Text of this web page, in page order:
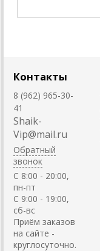
Контакты
8 (962) 965-30-
41
Shaik-
Vip@mail.ru
Обратный
звонок
C 8:00 - 20:00,
пн-пт
С 9:00 - 19:00,
сб-вс
Приём заказов
на сайте -
круглосуточно.